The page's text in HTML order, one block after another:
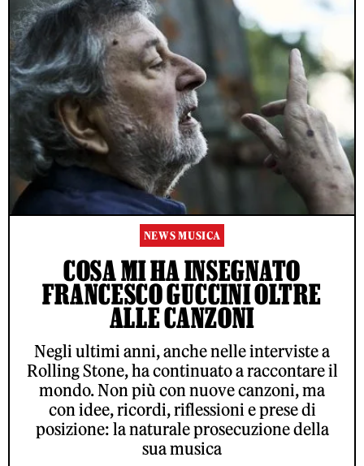
NEWS MUSICA
COSA MI HA INSEGNATO
FRANCESCO GUCCINI OLTRE
ALLE CANZONI
Negli ultimi anni, anche nelle interviste a
Rolling Stone, ha continuato a raccontare il
mondo. Non più con nuove canzoni, ma
con idee, ricordi, riflessioni e prese di
posizione: la naturale prosecuzione della
sua musica